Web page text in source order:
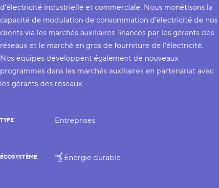
d'électricité industrielle et commerciale. Nous monétisons la
capacité de modulation de consommation d'électricité de nos
clients via les marchés auxiliaires financés par les gérants des
réseaux et le marché en gros de fourniture de l'électricité.
Nos équipes développent également de nouveaux
programmes dans les marchés auxiliaires en partenariat avec
les gérants des réseaux.
TYPE Entreprises
ÉCOSYSTÈME Énergie durable